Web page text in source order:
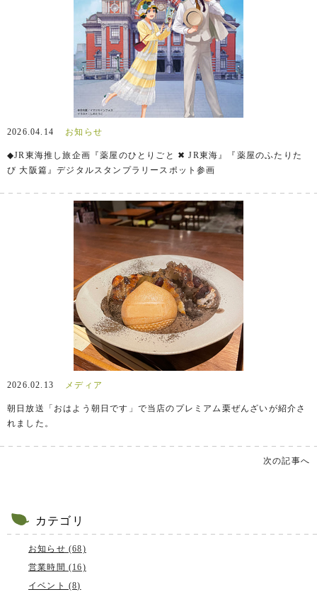
2026.04.14 お知らせ
◆JR東海推し旅企画『薬屋のひとりごと ✖ JR東海』『薬屋のふたりた
び 大阪篇』デジタルスタンプラリースポット参画
2026.02.13 メディア
朝日放送「おはよう朝日です」で当店のプレミアム栗ぜんざいが紹介さ
れました。
次の記事へ
カテゴリ
お知らせ (68)
営業時間 (16)
イベント (8)